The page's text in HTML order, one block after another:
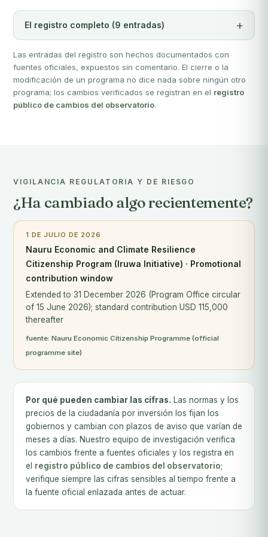
El registro completo (9 entradas)
Las entradas del registro son hechos documentados con
fuentes oficiales, expuestos sin comentario. El cierre o la
modificación de un programa no dice nada sobre ningún otro
programa; los cambios verificados se registran en el registro
público de cambios del observatorio.
VIGILANCIA REGULATORIA Y DE RIESGO
¿Ha cambiado algo recientemente?
1 DE JULIO DE 2026
Nauru Economic and Climate Resilience
Citizenship Program (Iruwa Initiative) · Promotional
contribution window
Extended to 31 December 2026 (Program Office circular
of 15 June 2026); standard contribution USD 115,000
thereafter
fuente: Nauru Economic Citizenship Programme (official
programme site)
Por qué pueden cambiar las cifras. Las normas y los
precios de la ciudadanía por inversión los fijan los
gobiernos y cambian con plazos de aviso que varían de
meses a días. Nuestro equipo de investigación verifica
los cambios frente a fuentes oficiales y los registra en
el registro público de cambios del observatorio;
verifique siempre las cifras sensibles al tiempo frente a
la fuente oficial enlazada antes de actuar.